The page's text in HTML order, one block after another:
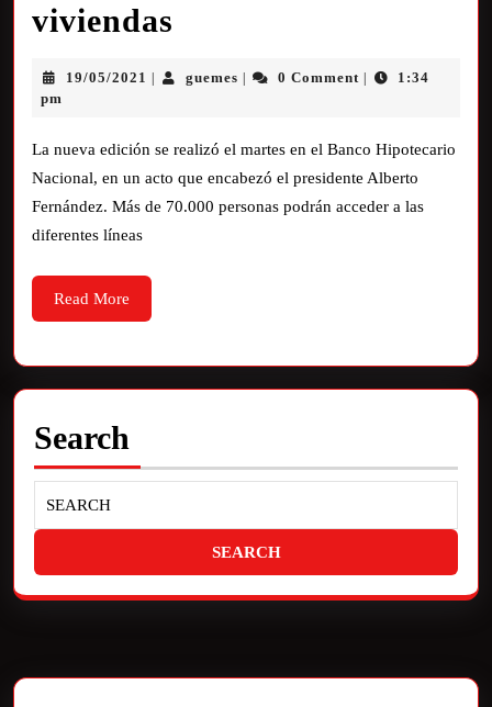
viviendas
19/05/2021 guemes 0 Comment
1:34
pm
La nueva edición se realizó el martes en el Banco Hipotecario
Nacional, en un acto que encabezó el presidente Alberto
Fernández. Más de 70.000 personas podrán acceder a las
diferentes líneas
Read More
Search